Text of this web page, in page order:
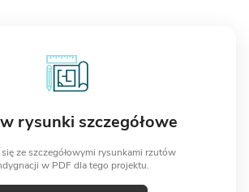
rysunki szczegółowe
ze szczegółowymi rysunkami rzutów
w PDF dla tego projektu.